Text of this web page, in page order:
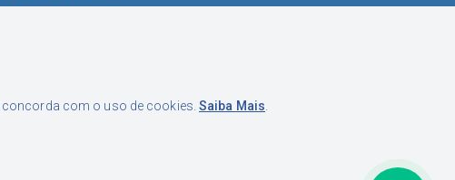
concorda com o uso de cookies.Saiba Mais